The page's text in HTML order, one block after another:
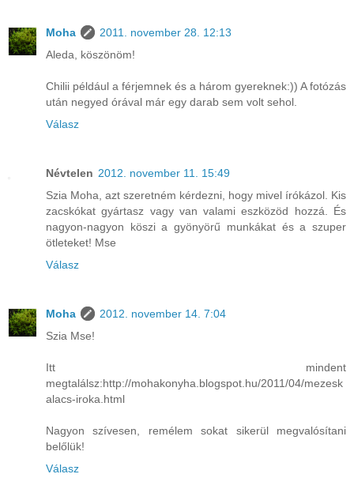
Moha
2011. november 28. 12:13
Aleda, köszönöm!
Chilii például a férjemnek és a három gyereknek:)) A fotózás
után negyed órával már egy darab sem volt sehol.
Válasz
Névtelen 2012. november 11. 15:49
Szia Moha, azt szeretném kérdezni, hogy mivel írókázol. Kis
zacskókat gyártasz vagy van valami eszközöd hozzá. És
nagyon-nagyon köszi a gyönyörű munkákat és a szuper
ötleteket! Mse
Válasz
Moha
2012. november 14. 7:04
Szia Mse!
Itt mindent
megtalálsz:http://mohakonyha.blogspot.hu/2011/04/mezesk
alacs-iroka.html
Nagyon szívesen, remélem sokat sikerül megvalósítani
belőlük!
Válasz